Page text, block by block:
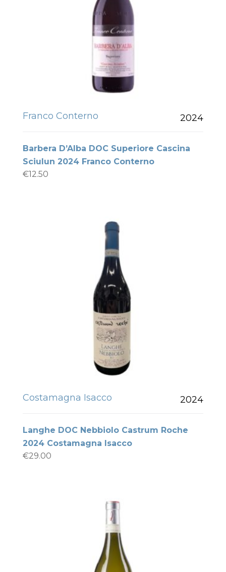
Franco Conterno 2024
Barbera D’Alba DOC Superiore Cascina
Sciulun 2024 Franco Conterno
€12.50
Costamagna Isacco 2024
Langhe DOC Nebbiolo Castrum Roche
2024 Costamagna Isacco
€29.00